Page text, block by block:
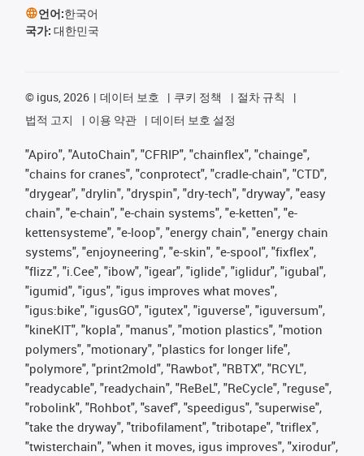
언어:한국어
국가: 대한민국
© igus, 2026 데이터 보호 쿠키 정책
절차 규칙
법적 고지
이용 약관 데이터 보호 설정
"Apiro", "AutoChain", "CFRIP", "chainflex", "chainge",
"chains for cranes", "conprotect", "cradle-chain", "CTD",
"drygear", "drylin", "dryspin", "dry-tech", "dryway", "easy
chain", "e-chain", "e-chain systems", "e-ketten", "e-
kettensysteme", "e-loop", "energy chain", "energy chain
systems", "enjoyneering", "e-skin", "e-spool", "fixflex",
"flizz", "i.Cee", "ibow", "igear", "iglide", "iglidur", "igubal",
"igumid", "igus", "igus improves what moves",
"igus:bike", "igusGO", "igutex", "iguverse", "iguversum",
"kineKIT", "kopla", "manus", "motion plastics", "motion
polymers", "motionary", "plastics for longer life",
"polymore", "print2mold", "Rawbot", "RBTX", "RCYL",
"readycable", "readychain", "ReBeL", "ReCycle", "reguse",
"robolink", "Rohbot", "savef", "speedigus", "superwise",
"take the dryway", "tribofilament", "tribotape", "triflex",
"twisterchain", "when it moves, igus improves", "xirodur",